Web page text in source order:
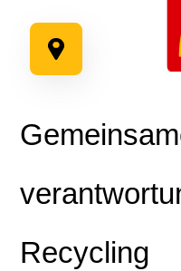
Inhalt
springen
Recycling